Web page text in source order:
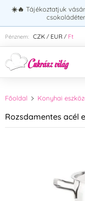
☀️🔥 Tájékoztatjuk
Pénznem: CZK / EUR / Ft
Adja meg a
Főoldal Konyhai
Rozsdamentes acél